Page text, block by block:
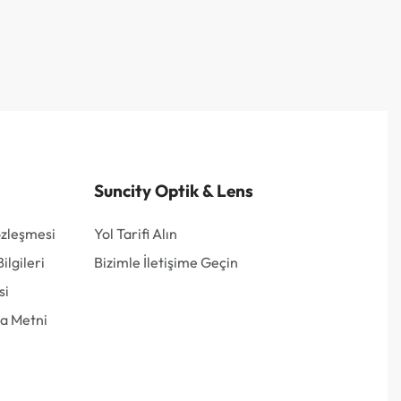
Metni
Suncity Optik & Lens
Yol Tarifi Alın
Bizimle İletişime Geçin